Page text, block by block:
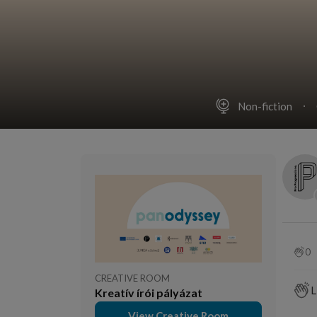
Non-fiction
CREATIVE ROOM
Kreatív írói pályázat
0